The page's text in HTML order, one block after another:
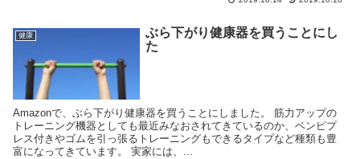
健康
ぶら下がり健康器を買うことにし
た
Amazonで、ぶら下がり健康器を買うことにしました。 筋力アップの
トレーニング機器としても最近みなおされてきているのか、ベンピプ
レス付きやゴムを引っ張るトレーニングもできるタイプなど種類も豊
富になってきています。 実家には、...